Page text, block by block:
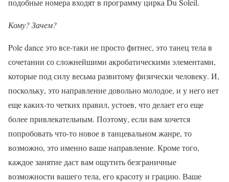
подобные номера входят в программу цирка Du Soleil.
Кому? Зачем?
Pole dance это все-таки не просто фитнес, это танец тела в
сочетании со сложнейшими акробатическими элементами,
которые под силу весьма развитому физически человеку. И,
поскольку, это направление довольно молодое, и у него нет
еще каких-то четких правил, устоев, что делает его еще
более привлекательным. Поэтому, если вам хочется
попробовать что-то новое в танцевальном жанре, то
возможно, это именно ваше направление. Кроме того,
каждое занятие даст вам ощутить безграничные
возможности вашего тела, его красоту и грацию. Ваше